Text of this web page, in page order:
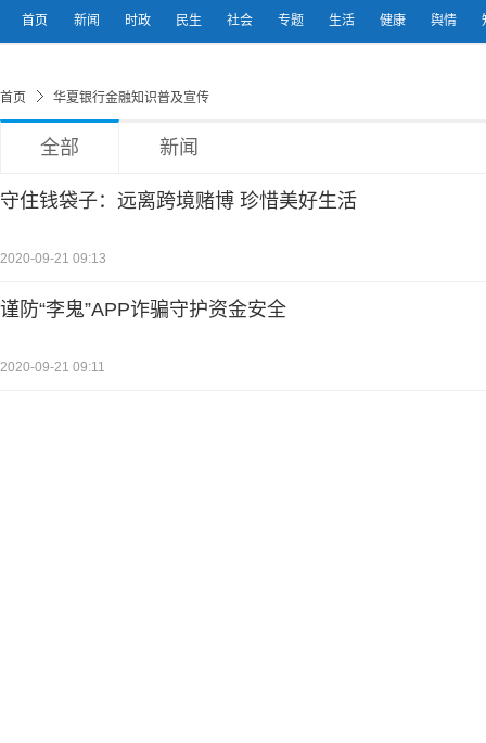
首页 新闻 时政 民生 社会 专题 生活 健康 舆情
首页 华夏银行金融知识普及宣传
全部 新闻
守住钱袋子：远离跨境赌博 珍惜美好生活
2020-09-21 09:13
谨防“李鬼”APP诈骗守护资金安全
2020-09-21 09:11